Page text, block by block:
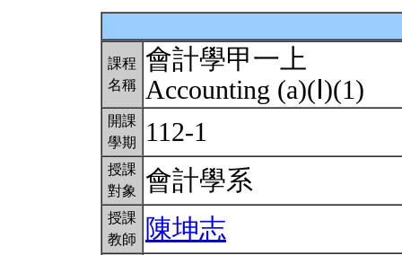
課程
名稱
會計學甲一上
Accounting (a)(Ⅰ)(1)
開課
學期
112-1
授課
對象
會計學系
授課
教師
陳坤志